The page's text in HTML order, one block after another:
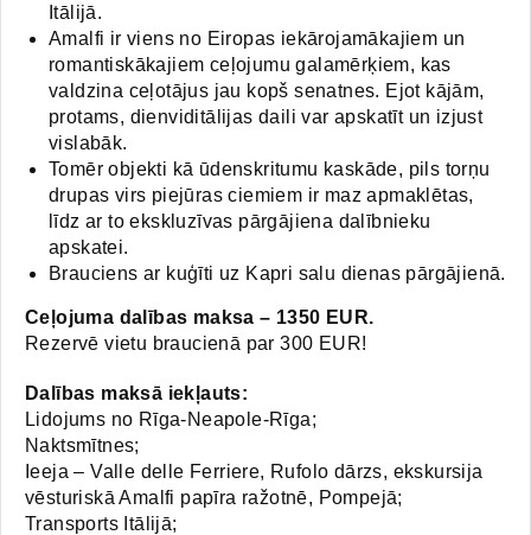
Itālijā.
Amalfi ir viens no Eiropas iekārojamākajiem un
romantiskākajiem ceļojumu galamērķiem, kas
valdzina ceļotājus jau kopš senatnes. Ejot kājām,
protams, dienviditālijas daili var apskatīt un izjust
vislabāk.
Tomēr objekti kā ūdenskritumu kaskāde, pils torņu
drupas virs piejūras ciemiem ir maz apmaklētas,
līdz ar to ekskluzīvas pārgājiena dalībnieku
apskatei.
Brauciens ar kuģīti uz Kapri salu dienas pārgājienā.
Ceļojuma dalības maksa – 1350 EUR.
Rezervē vietu braucienā par 300 EUR!
Dalības maksā iekļauts:
Lidojums no Rīga-Neapole-Rīga;
Naktsmītnes;
Ieeja – Valle delle Ferriere, Rufolo dārzs, ekskursija
vēsturiskā Amalfi papīra ražotnē, Pompejā;
Transports Itālijā;